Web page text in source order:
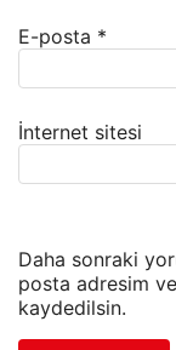
E-posta *
İnternet sitesi
Daha sonraki
posta adresim
kaydedilsin.